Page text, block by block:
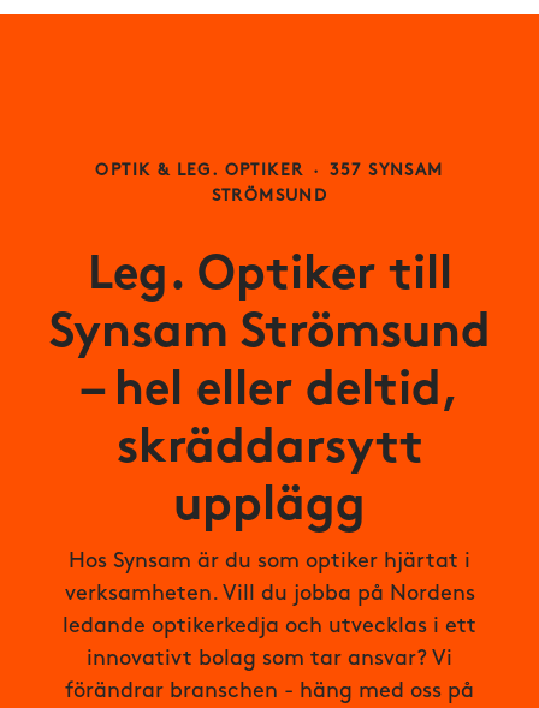
OPTIK & LEG. OPTIKER ·
357 SYNSAM
STRÖMSUND
Leg. Optiker till
Synsam Strömsund
– hel eller deltid,
skräddarsytt
upplägg
Hos Synsam är du som optiker hjärtat i
verksamheten. Vill du jobba på Nordens
ledande optikerkedja och utvecklas i ett
innovativt bolag som tar ansvar? Vi
förändrar branschen - häng med oss på